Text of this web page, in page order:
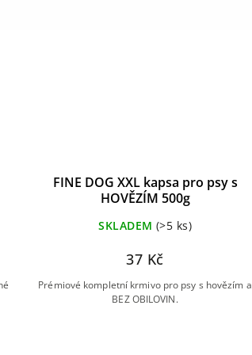
FINE DOG XXL kapsa pro psy s
HOVĚZÍM 500g
SKLADEM (>5 ks)
37 Kč
Prémiové kompletní krmivo pro psy s hovězím a
BEZ OBILOVIN.